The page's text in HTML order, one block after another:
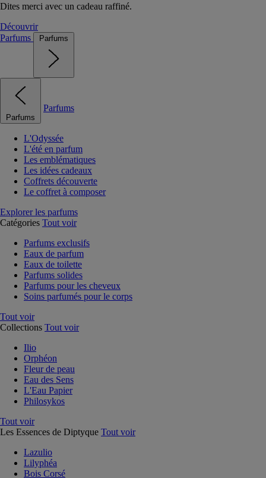
Dites merci avec un cadeau raffiné.
Découvrir
Parfums
Parfums
Parfums
Parfums
L'Odyssée
L'été en parfum
Les emblématiques
Les idées cadeaux
Coffrets découverte
Le coffret à composer
Explorer les parfums
Catégories Tout voir
Parfums exclusifs
Eaux de parfum
Eaux de toilette
Parfums solides
Parfums pour les cheveux
Soins parfumés pour le corps
Tout voir
Collections Tout voir
Ilio
Orphéon
Fleur de peau
Eau des Sens
L'Eau Papier
Philosykos
Tout voir
Les Essences de Diptyque Tout voir
Lazulio
Lilyphéa
Bois Corsé